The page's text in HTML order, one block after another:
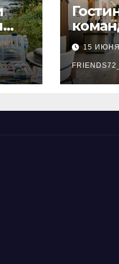
15 ИЮНЯ